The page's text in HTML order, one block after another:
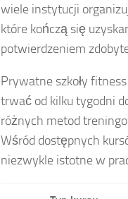
wiele instytucji
które kończą się
potwierdzeniem
Prywatne szkoły
trwać od kilku tygodni
różnych metod
Wśród dostępnych
niezwykle istotne w